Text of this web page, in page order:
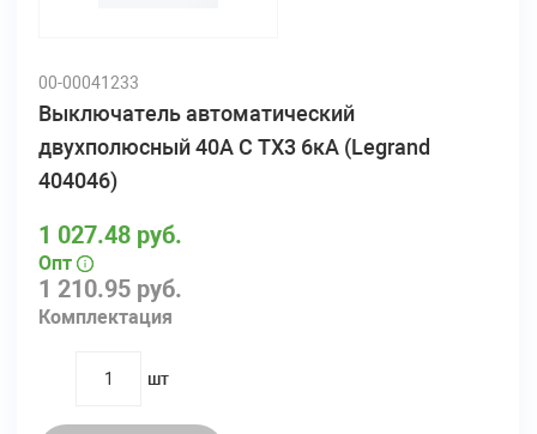
00-00041233
Выключатель автоматический
двухполюсный 40А C TX3 6кА (Legrand
404046)
1 210.95 руб.
Комплектация
1 027.48 руб.
Опт
quantity
шт